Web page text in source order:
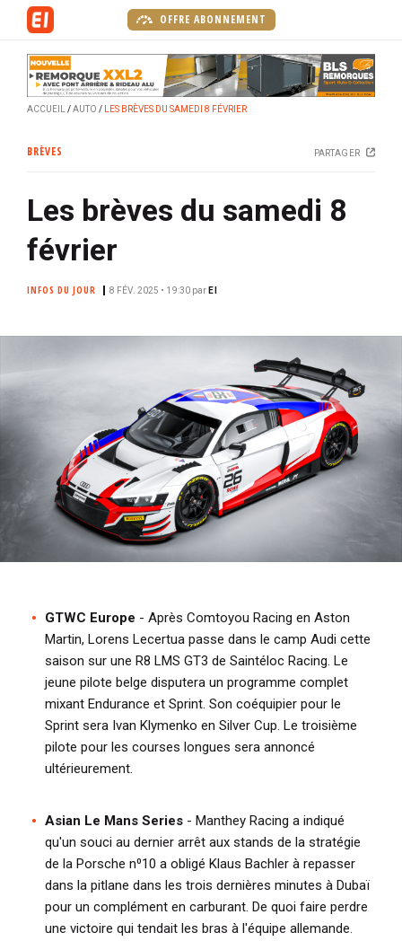
r
OFFRE ABONNEMENT
ACCUEIL AUTO LES BRÈVES DU SAMEDI 8 FÉVRIER
BRÈVES PARTAGER
Les brèves du samedi 8
février
INFOS DU JOUR 8 FÉV. 2025 • 19:30 par EI
GTWC Europe - Après Comtoyou Racing en Aston
Martin, Lorens Lecertua passe dans le camp Audi cette
saison sur une R8 LMS GT3 de Saintéloc Racing. Le
jeune pilote belge disputera un programme complet
mixant Endurance et Sprint. Son coéquipier pour le
Sprint sera Ivan Klymenko en Silver Cup. Le troisième
pilote pour les courses longues sera annoncé
ultérieurement.
Asian Le Mans Series - Manthey Racing a indiqué
qu'un souci au dernier arrêt aux stands de la stratégie
de la Porsche n⁰10 a obligé Klaus Bachler à repasser
dans la pitlane dans les trois dernières minutes à Dubaï
pour un complément en carburant. De quoi faire perdre
une victoire qui tendait les bras à l'équipe allemande.